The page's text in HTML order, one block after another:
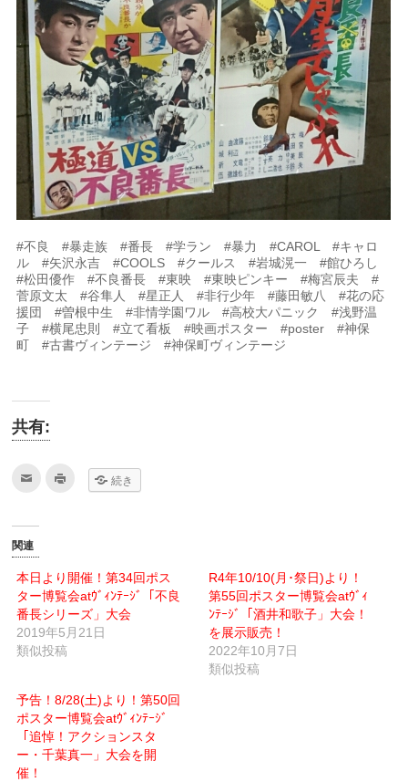
#不良 #暴走族 #番長 #学ラン #暴力 #CAROL #キャロ
ル #矢沢永吉 #COOLS #クールス #岩城滉一 #館ひろし
#松田優作 #不良番長 #東映 #東映ピンキー #梅宮辰夫 #
菅原文太 #谷隼人 #星正人 #非行少年 #藤田敏八 #花の応
援団 #曽根中生 #非情学園ワル #高校大パニック #浅野温
子 #横尾忠則 #立て看板 #映画ポスター #poster #神保
町 #古書ヴィンテージ #神保町ヴィンテージ
共有:
て
メ
ー
ル
で
送
信
(新
し
い
ン
ド
ウ
で
開
き
ま
す)
し
い
ウ
ィ
ン
ド
ウ
す)
続き
関連
本日より開催！第34回ポス
ター博覧会atｳﾞｨﾝﾃｰｼﾞ「不良
番長シリーズ」大会
2019年5月21日
類似投稿
R4年10/10(月･祭日)より！
第55回ポスター博覧会atｳﾞｨ
ﾝﾃｰｼﾞ「酒井和歌子」大会！
を展示販売！
2022年10月7日
類似投稿
予告！8/28(土)より！第50回
ポスター博覧会atｳﾞｨﾝﾃｰｼﾞ
「追悼！アクションスタ
ー・千葉真一」大会を開
催！